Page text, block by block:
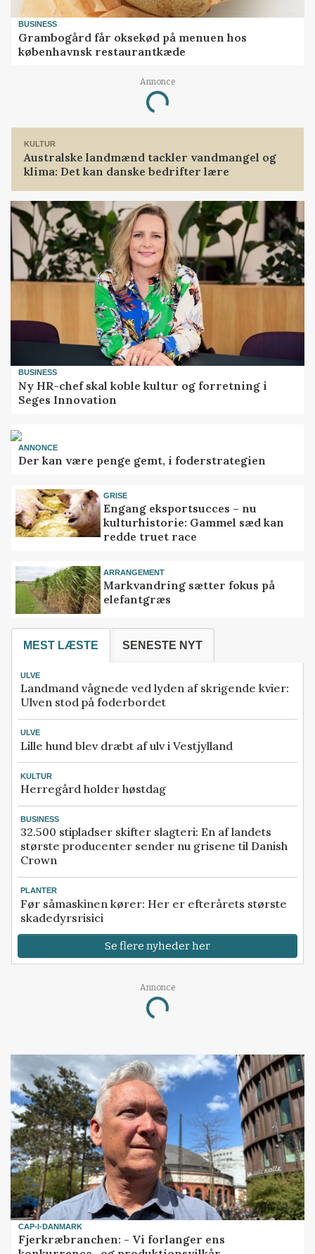
BUSINESS
Grambogård får oksekød på menuen hos
københavnsk restaurantkæde
Annonce
Loading...
KULTUR
Australske landmænd tackler vandmangel og
klima: Det kan danske bedrifter lære
BUSINESS
Ny HR-chef skal koble kultur og forretning i
Seges Innovation
ANNONCE
Der kan være penge gemt, i foderstrategien
GRISE
Engang eksportsucces – nu
kulturhistorie: Gammel sæd kan
redde truet race
ARRANGEMENT
Markvandring sætter fokus på
elefantgræs
MEST LÆSTE SENESTE NYT
ULVE
Landmand vågnede ved lyden af skrigende kvier:
Ulven stod på foderbordet
ULVE
Lille hund blev dræbt af ulv i Vestjylland
KULTUR
Herregård holder høstdag
BUSINESS
32.500 stipladser skifter slagteri: En af landets
største producenter sender nu grisene til Danish
Crown
PLANTER
Før såmaskinen kører: Her er efterårets største
skadedyrsrisici
Se flere nyheder her
Annonce
Loading...
CAP-I-DANMARK
Fjerkræbranchen: - Vi forlanger ens